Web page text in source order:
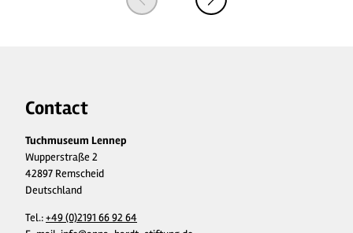
Contact
Tuchmuseum Lennep
Wupperstraße 2
42897 Remscheid
Deutschland
Tel.:+49 (0)2191 66 92 64